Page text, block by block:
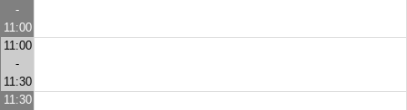
-
11:00
11:00
-
11:30
11:30